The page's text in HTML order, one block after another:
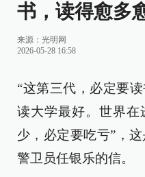
书，读得愈多
来源：光明网
2026-05-28 16:58
“这第三代，必定要
读大学最好。世界在
少，必定要吃亏”，
警卫员任银乐的信。